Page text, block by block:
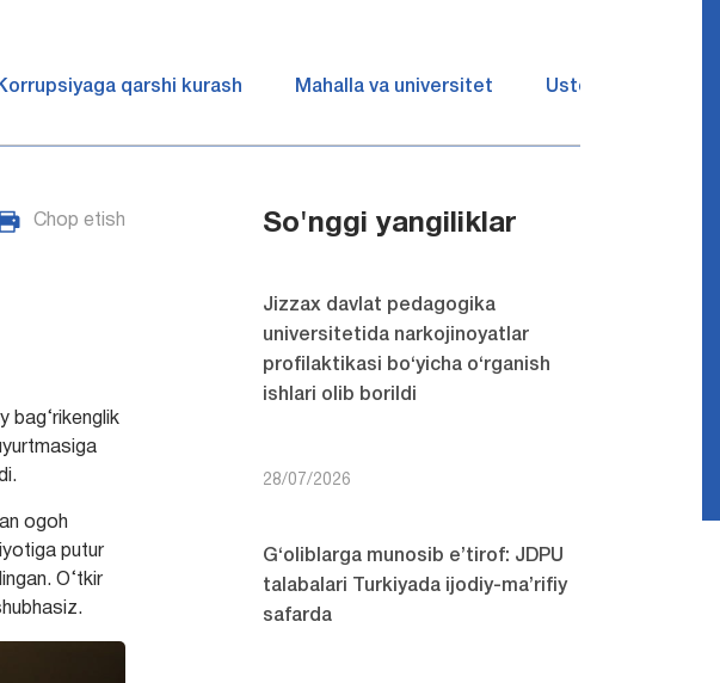
qarshi kurash Mahalla va universitet Ustozlar suhbatin
Chop etish
bag‘rikenglik
ogoh
putur
O‘tkir
So'nggi yangiliklar
Jizzax davlat pedagogika
universitetida narkojinoyatlar
profilaktikasi bo‘yicha o‘rganish
ishlari olib borildi
28/07/2026
G‘oliblarga munosib e’tirof: JDPU
talabalari Turkiyada ijodiy-ma’rifiy
safarda